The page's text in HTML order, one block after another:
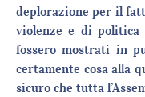
deplorazione per il
violenze e di politica
fossero mostrati in
certamente cosa alla
sicuro che tutta